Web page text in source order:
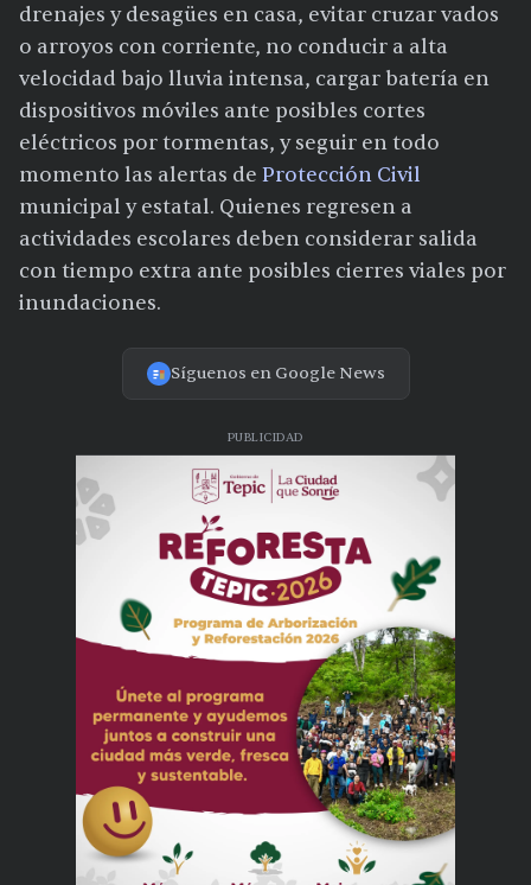
drenajes y desagües en casa, evitar cruzar vados
o arroyos con corriente, no conducir a alta
velocidad bajo lluvia intensa, cargar batería en
dispositivos móviles ante posibles cortes
eléctricos por tormentas, y seguir en todo
momento las alertas de Protección Civil
municipal y estatal. Quienes regresen a
actividades escolares deben considerar salida
con tiempo extra ante posibles cierres viales por
inundaciones.
Síguenos en Google News
PUBLICIDAD